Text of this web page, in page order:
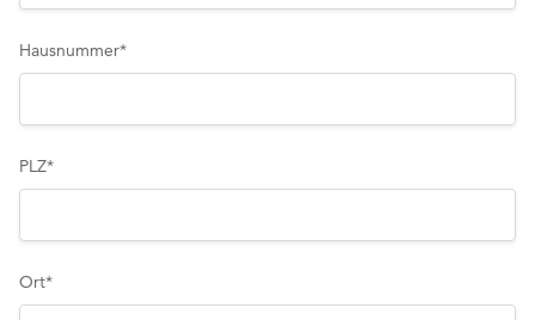
Hausnummer*
PLZ*
Ort*